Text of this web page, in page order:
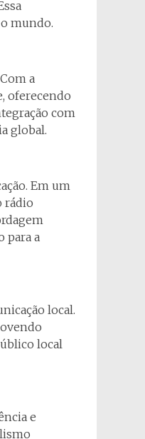
mundo.
a
oferecendo
com
global.
Em um
rádio
para a
local.
local
e